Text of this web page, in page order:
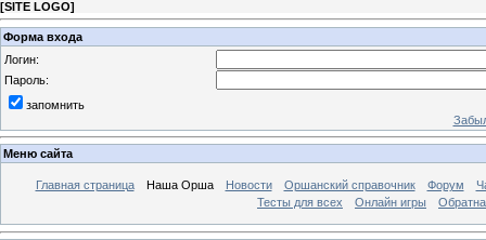
[SITE LOGO]
Форма входа
Логин:
Пароль:
запомнить
Меню сайта
Главная страница Наша Орша Новости Оршанский справочник Форум
Тесты для всех
Онлайн игры